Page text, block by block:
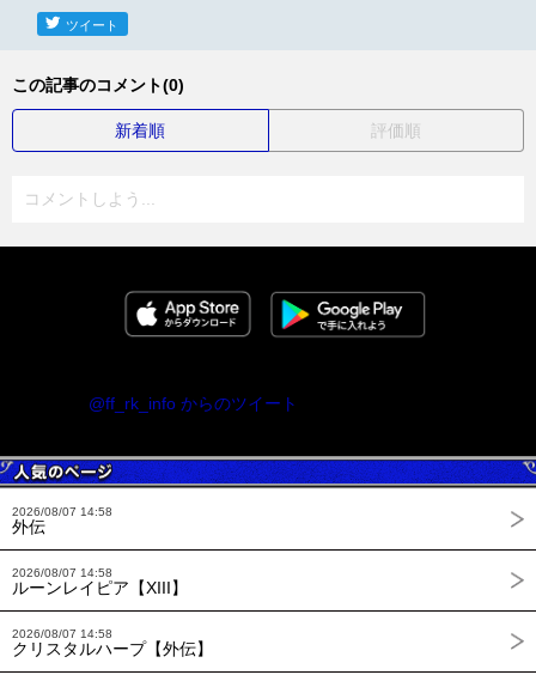
ツイート
この記事のコメント(0)
新着順 評価順
コメントしよう...
@ff_rk_info からのツイート
2026/08/07 14:58
外伝
2026/08/07 14:58
ルーンレイピア【XIII】
2026/08/07 14:58
クリスタルハープ【外伝】